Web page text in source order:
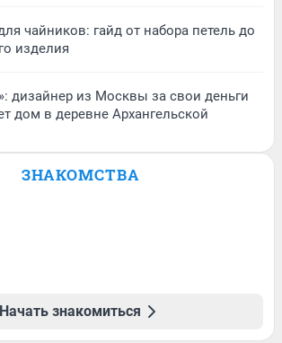
чайников: гайд от набора петель до
изделия
дизайнер из Москвы за свои деньги
дом в деревне Архангельской
ЗНАКОМСТВА
Начать знакомиться